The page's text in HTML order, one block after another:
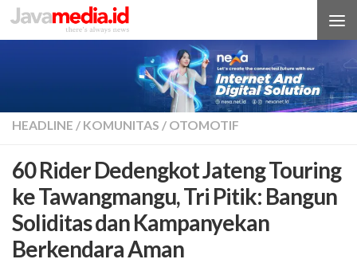
Skip to content
HEADLINE / KOMUNITAS / OTOMOTIF
60 Rider Dedengkot Jateng Touring
ke Tawangmangu, Tri Pitik: Bangun
Soliditas dan Kampanyekan
Berkendara Aman